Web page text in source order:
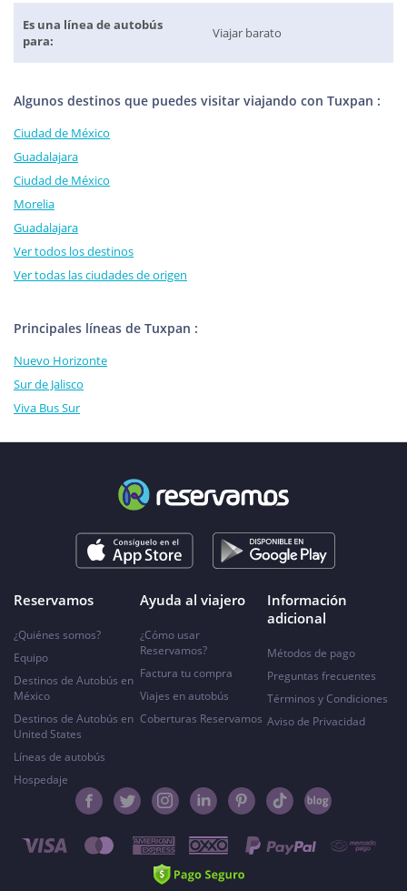
Es una línea de autobús
para:
Viajar barato
Algunos destinos que puedes visitar viajando con Tuxpan :
Ciudad de México
Guadalajara
Ciudad de México
Morelia
Guadalajara
Ver todos los destinos
Ver todas las ciudades de origen
Principales líneas de Tuxpan :
Nuevo Horizonte
Sur de Jalisco
Viva Bus Sur
Reservamos
¿Quiénes somos?
Equipo
Destinos de Autobús en
México
Destinos de Autobús en
United States
Líneas de autobús
Hospedaje
Ayuda al viajero
¿Cómo usar
Reservamos?
Factura tu compra
Viajes en autobús
Coberturas Reservamos
Información
adicional
Métodos de pago
Preguntas frecuentes
Términos y Condiciones
Aviso de Privacidad